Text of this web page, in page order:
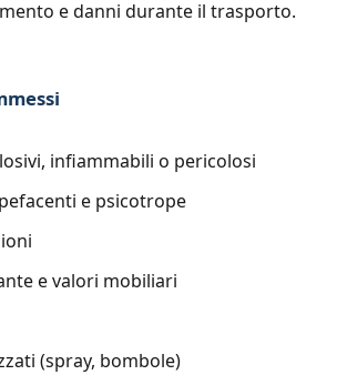
e danni durante il trasporto.
infiammabili o pericolosi
e psicotrope
e valori mobiliari
(spray, bombole)